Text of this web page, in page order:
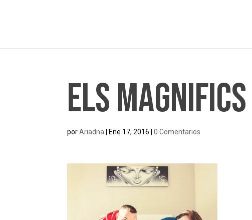
Els Magnifics
porAriadna Ene 17, 2016 |0 Comentarios